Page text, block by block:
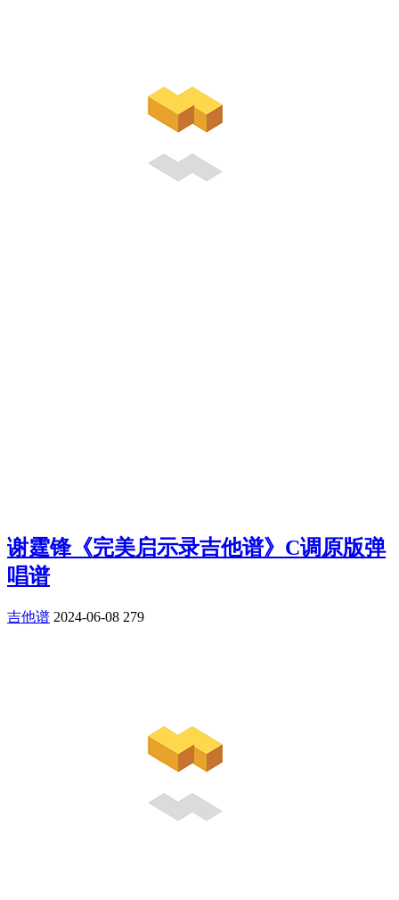
谢霆锋《完美启示录吉他谱》C调原版弹
唱谱
吉他谱 2024-06-08 279